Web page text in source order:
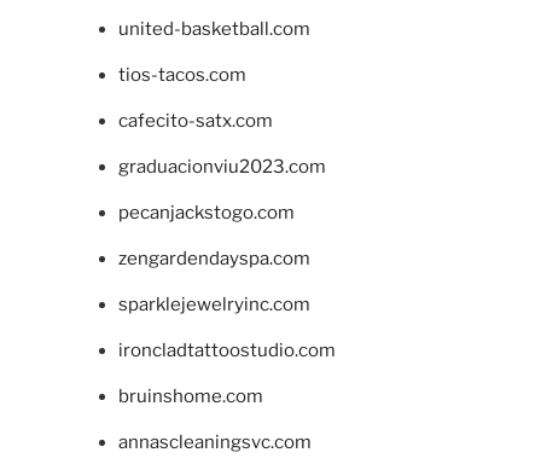
united-basketball.com
tios-tacos.com
cafecito-satx.com
graduacionviu2023.com
pecanjackstogo.com
zengardendayspa.com
sparklejewelryinc.com
ironcladtattoostudio.com
bruinshome.com
annascleaningsvc.com